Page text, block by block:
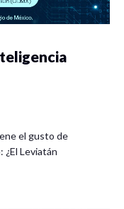
el gusto de
¿El Leviatán